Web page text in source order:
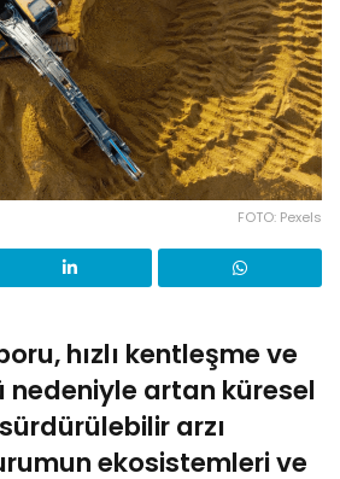
FOTO: Pexels
hızlı kentleşme ve
artan küresel
arzı
ekosistemleri ve